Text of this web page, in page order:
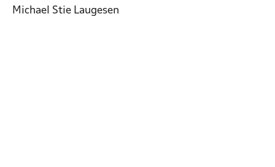
Michael Stie Laugesen